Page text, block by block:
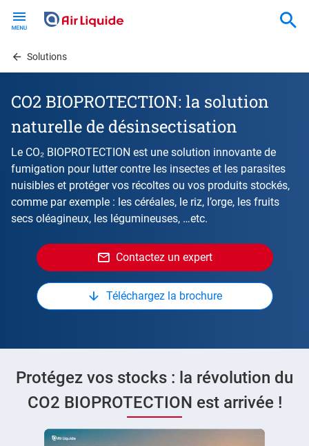
contentSolutions
CO2 BIOPROTECTION: la solution
naturelle de désinsectisation
Le CO₂ BIOPROTECTION est une solution innovante de
fumigation pour lutter contre les insectes et les parasites
nuisibles et protéger vos récoltes ou vos produits stockés,
comme par exemple : les céréales, le riz, l’orge, les fruits
secs oléagineux, les légumineuses, …etc.
Contactez un expert
Téléchargez la brochure
Protégez vos stocks : la révolution du
CO2 BIOPROTECTION est arrivée !